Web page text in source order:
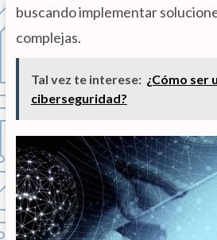
buscando implementar
complejas.
Tal vez te interese: ¿Cómo ser
ciberseguridad?